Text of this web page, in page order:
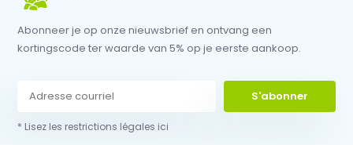
Abonneer je op onze nieuwsbrief en ontvang een
kortingscode ter waarde van 5% op je eerste aankoop.
S'abonner
* Lisez les restrictions légales ici